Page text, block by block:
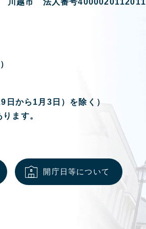
日から1月3日）を除く）
ます。
開庁日等について